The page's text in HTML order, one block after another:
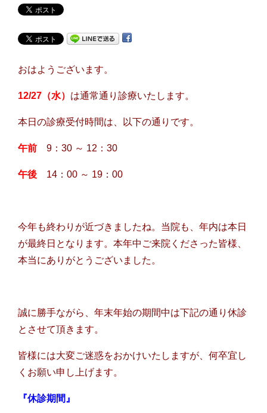
おはようございます。
12/27（水） は通常通り診療いたします。
本日の診療受付時間は、以下の通りです。
午前 9：30 ～ 12：30
午後 14：00 ～ 19：00
今年も終わりが近づきましたね。当院も、年内は本日
が最終日となります。本年中ご来院くださった皆様、
本当にありがとうございました。
誠に勝手ながら、年末年始の期間中は下記の通り休診
とさせて頂きます。
皆様には大変ご迷惑をおかけいたしますが、何卒宜し
くお願い申し上げます。
『休診期間』